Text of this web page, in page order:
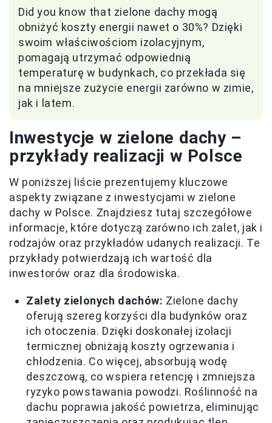
Did you know that zielone dachy mogą
obniżyć koszty energii nawet o 30%? Dzięki
swoim właściwościom izolacyjnym,
pomagają utrzymać odpowiednią
temperaturę w budynkach, co przekłada się
na mniejsze zużycie energii zarówno w zimie,
jak i latem.
Inwestycje w zielone dachy –
przykłady realizacji w Polsce
W poniższej liście prezentujemy kluczowe
aspekty związane z inwestycjami w zielone
dachy w Polsce. Znajdziesz tutaj szczegółowe
informacje, które dotyczą zarówno ich zalet, jak i
rodzajów oraz przykładów udanych realizacji. Te
przykłady potwierdzają ich wartość dla
inwestorów oraz dla środowiska.
Zalety zielonych dachów: Zielone dachy
oferują szereg korzyści dla budynków oraz
ich otoczenia. Dzięki doskonałej izolacji
termicznej obniżają koszty ogrzewania i
chłodzenia. Co więcej, absorbują wodę
deszczową, co wspiera retencję i zmniejsza
ryzyko powstawania powodzi. Roślinność na
dachu poprawia jakość powietrza, eliminując